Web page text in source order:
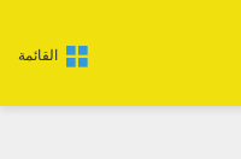
القائمة